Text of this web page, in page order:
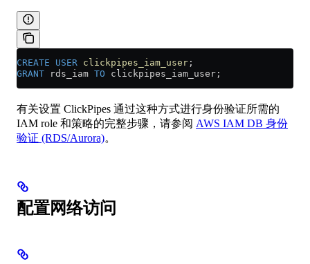
CREATE USER clickpipes_iam_user ;
GRANT rds_iam TO clickpipes_iam_user;
有关设置 ClickPipes 通过这种方式进行身份验证所需的
IAM role 和策略的完整步骤，请参阅 AWS IAM DB 身份
验证 (RDS/Aurora)。
配置网络访问